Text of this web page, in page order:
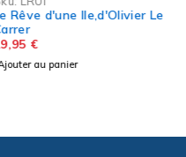
Ajouter au panier